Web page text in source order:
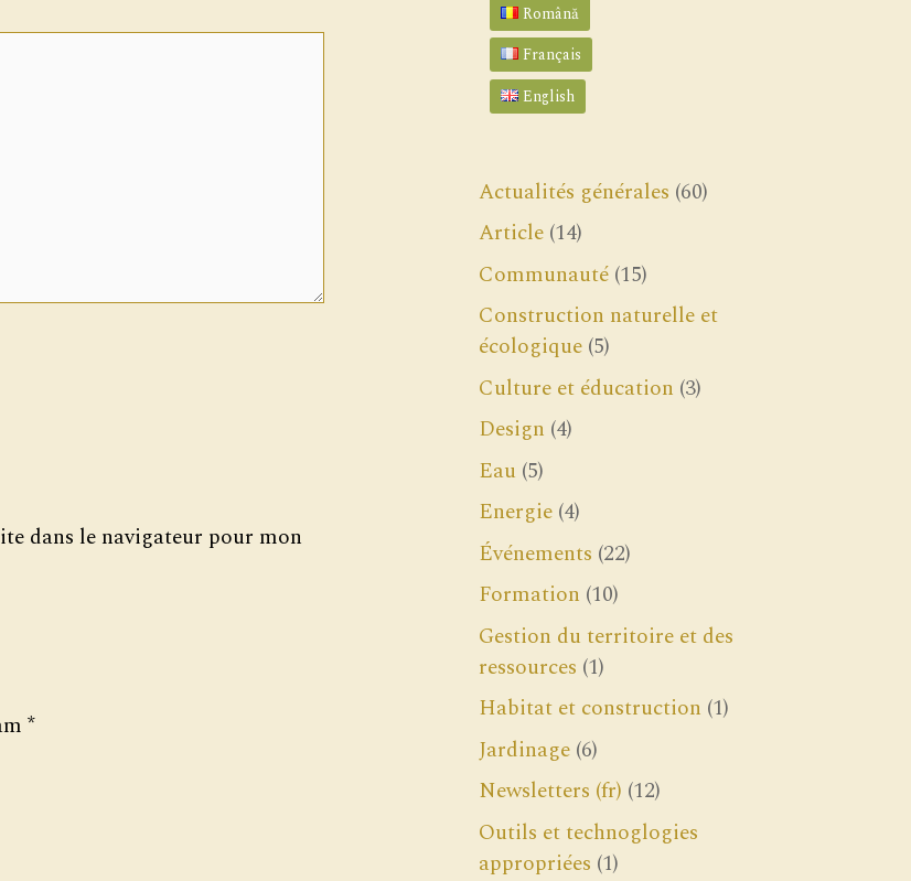
dans le navigateur pour mon
*
Română
Français
English
Actualités générales (60)
Article (14)
Communauté (15)
Construction naturelle et
écologique (5)
Culture et éducation (3)
Design (4)
Eau (5)
Energie (4)
Événements (22)
Formation (10)
Gestion du territoire et des
ressources (1)
Habitat et construction (1)
Jardinage (6)
Newsletters (fr) (12)
Outils et technoglogies
appropriées (1)